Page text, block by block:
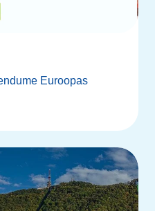
Euroopas